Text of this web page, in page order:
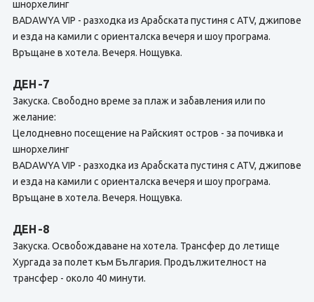
шнорхелинг
BADAWYA VIP - разходка из Арабската пустиня с ATV, джипове
и езда на камили с ориенталска вечеря и шоу програма.
Връщане в хотела. Вечеря. Нощувка.
ДЕН -7
Закуска. Свободно време за плаж и забавления или по
желание:
Целодневно посещение на Райският остров - за почивка и
шнорхелинг
BADAWYA VIP - разходка из Арабската пустиня с ATV, джипове
и езда на камили с ориенталска вечеря и шоу програма.
Връщане в хотела. Вечеря. Нощувка.
ДЕН -8
Закуска. Освобождаване на хотела. Трансфер до летище
Хургада за полет към България. Продължителност на
трансфер - около 40 минути.